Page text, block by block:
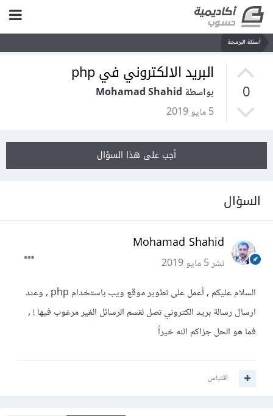
أسئلة البرمجة
0
البريد الالكتروني في php
بواسطة Mohamad Shahid
5 مايو 2019
أجب على هذا السؤال
السؤال
Mohamad Shahid
نشر5 مايو 2019
السلام عليكم , أعمل على تطوير موقع ويب باستخدام php , وعند
ارسال رسالة بريد الكتروني تصل لقسم الرسائل الغير مرغوب فيها ! ,
فما هو الحل جزاكم الله خيراً
اقتباس